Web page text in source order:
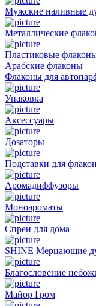
Мужские наливные
Металлические
Пластиковые
Арабские флаконы
Флаконы для
Упаковка
Аксессуары
Дозаторы
Подставки для
Аромадиффузоры
Моноароматы
Спреи для дома
SHINE Мерцающие
Благословение
Майор Гром